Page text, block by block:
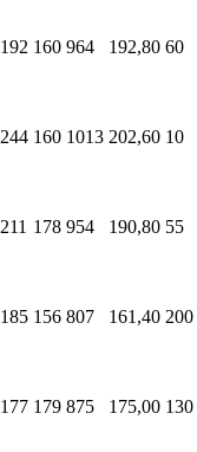
192 160 964 192,80 60
244 160 1013 202,60 10
211 178 954 190,80 55
185 156 807 161,40 200
177 179 875 175,00 130